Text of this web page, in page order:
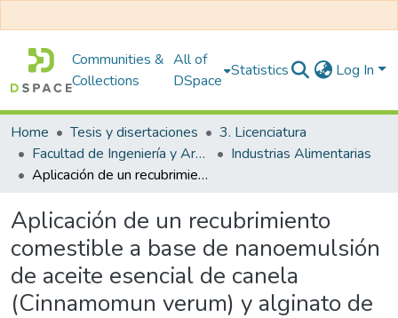
Communities &
Collections
All of
DSpace
Statistics Log In
Home Tesis y disertaciones
3. Licenciatura
Facultad de Ingeniería y Arquitectura
Industrias Alimentarias
Aplicación de un recubrimiento comestible a base de nanoemulsión de aceite esencial de canela (Cinnamomun verum) y alginato de sodio en la calidad postcosecha del arándono azul (Vacinium corymbosum)
Aplicación de un recubrimiento
comestible a base de nanoemulsión
de aceite esencial de canela
(Cinnamomun verum) y alginato de